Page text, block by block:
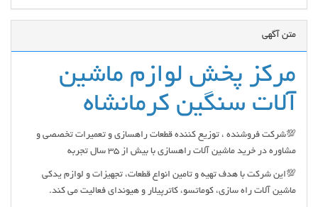
متن آگهی
مرکز پخش لوازم ماشین
آلات سنگین کرمانشاه
💯شرکت فروشنده ، توزیع کننده قطعات راهسازی و تعمیرات تخصصی و
مشاوره در خرید ماشین آلات راهسازی با بیش از ٣٥ سال تجربه
💯این شرکت با هدف تهیه و تامین انواع قطعات، تجهیزات و لوازم یدکی
ماشین آلات راه سازی، کوماتسو، کاترپیلار و هیوندای فعالیت می کند.